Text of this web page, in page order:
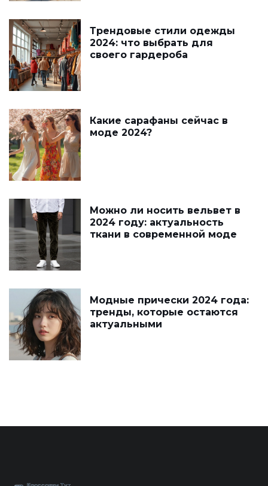
Трендовые стили одежды
2024: что выбрать для
своего гардероба
Какие сарафаны сейчас в
моде 2024?
Можно ли носить вельвет в
2024 году: актуальность
ткани в современной моде
Модные прически 2024 года:
тренды, которые остаются
актуальными